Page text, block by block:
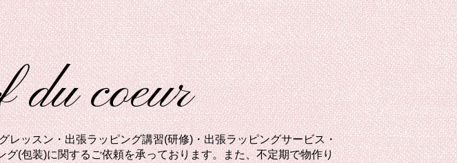
coeur
ッスン・出張ラッピング講習(研修)・出張ラッピングサービス・
(包装)に関するご依頼を承っております。また、不定期で物作り